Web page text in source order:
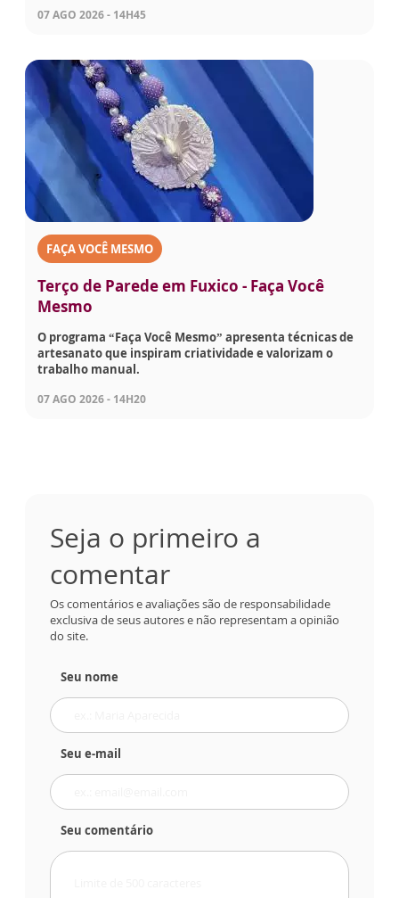
07 AGO 2026 - 14H45
FAÇA VOCÊ MESMO
Terço de Parede em Fuxico - Faça Você
Mesmo
O programa “Faça Você Mesmo” apresenta técnicas de
artesanato que inspiram criatividade e valorizam o
trabalho manual.
07 AGO 2026 - 14H20
Seja o primeiro a
comentar
Os comentários e avaliações são de responsabilidade
exclusiva de seus autores e não representam a opinião
do site.
Seu nome
Seu e-mail
Seu comentário